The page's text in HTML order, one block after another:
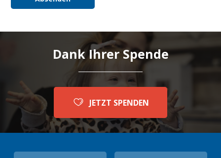
Dank Ihrer Spende
JETZT SPENDEN